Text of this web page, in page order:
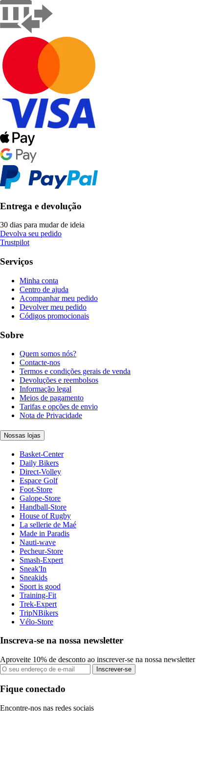
Entrega e devolução
30 dias para mudar de ideia
Devolva seu pedido
Trustpilot
Serviços
Minha conta
Centro de ajuda
Acompanhar meu pedido
Devolver meu pedido
Códigos promocionais
Sobre
Quem somos nós?
Contacte-nos
Termos e condições gerais de venda
Devoluções e reembolsos
Informação legal
Meios de pagamento
Tarifas e opções de envio
Nota de Privacidade
Nossas lojas
Basket-Center
Daily Bikers
Direct-Volley
Espace Golf
Foot-Store
Galope-Store
Handball-Store
House of Rugby
La sellerie de Maé
Made in Paradis
Nauti-wave
Pecheur-Store
Smash-Expert
Sneak'In
Sneakids
Sport is good
Training-Fit
Trek-Expert
TripNBikers
Vélo-Store
Inscreva-se na nossa newsletter
Aproveite 10% de desconto ao inscrever-se na nossa newsletter
Inscrever-se
Fique conectado
Encontre-nos nas redes sociais